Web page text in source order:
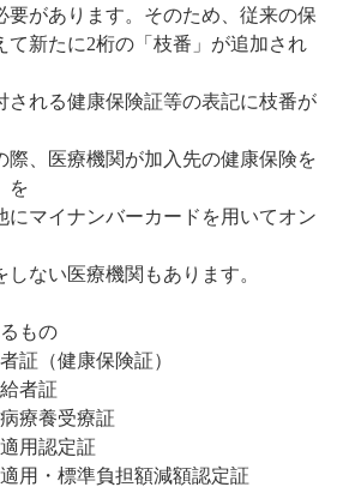
要があります。そのため、従来の保
て新たに2桁の「枝番」が追加され
される健康保険証等の表記に枝番が
際、医療機関が加入先の健康保険を
を
イナンバーカードを用いてオン
い医療機関もあります。
もの
証（健康保険証）
者証
療養受療証
用認定証
用・標準負担額減額認定証